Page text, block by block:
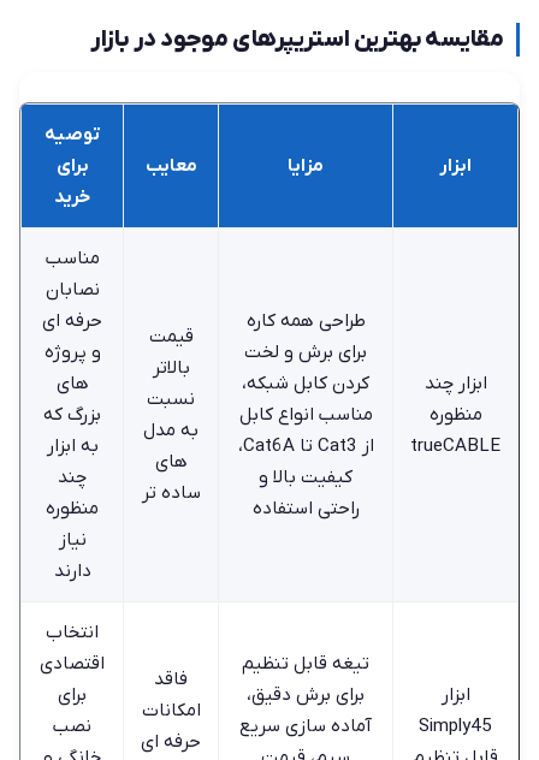
مقایسه بهترین استریپرهای موجود در بازار
ابزار مزایا معایب
توصیه
برای
خرید
ابزار چند
منظوره
trueCABLE
طراحی همه‌ کاره
برای برش و لخت
کردن کابل شبکه،
مناسب انواع کابل
از Cat3 تا Cat6A،
کیفیت بالا و
راحتی استفاده
قیمت
بالاتر
نسبت
به مدل
‌های
ساده ‌تر
مناسب
نصابان
حرفه ‌ای
و پروژه‌
های
بزرگ که
به ابزار
چند
منظوره
نیاز
دارند
ابزار
Simply45
تیغه قابل تنظیم
برای برش دقیق،
آماده‌ سازی سریع
فاقد
امکانات
حرفه‌ ای
انتخاب
اقتصادی
برای
نصب